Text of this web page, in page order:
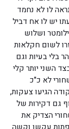
לו לא נחמד
יש לו אח דביל
ושלוש
לשום חקלאות
בלי בעיות וגם
השני יותר קלי
לא כ"כ
הגיעו צעקות,
גם דקירות של
הצדיק את